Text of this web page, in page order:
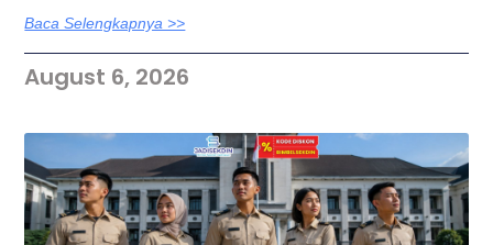
Baca Selengkapnya >>
August 6, 2026